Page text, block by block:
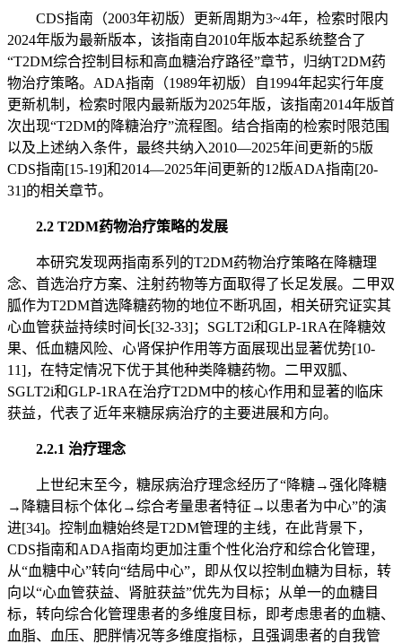
CDS指南（2003年初版）更新周期为3~4年，检索时限内
2024年版为最新版本，该指南自2010年版本起系统整合了
“T2DM综合控制目标和高血糖治疗路径”章节，归纳T2DM药
物治疗策略。ADA指南（1989年初版）自1994年起实行年度
更新机制，检索时限内最新版为2025年版，该指南2014年版首
次出现“T2DM的降糖治疗”流程图。结合指南的检索时限范围
以及上述纳入条件，最终共纳入2010—2025年间更新的5版
CDS指南[15-19]和2014—2025年间更新的12版ADA指南[20-
31]的相关章节。
2.2 T2DM药物治疗策略的发展
本研究发现两指南系列的T2DM药物治疗策略在降糖理
念、首选治疗方案、注射药物等方面取得了长足发展。二甲双
胍作为T2DM首选降糖药物的地位不断巩固，相关研究证实其
心血管获益持续时间长[32-33]；SGLT2i和GLP-1RA在降糖效
果、低血糖风险、心肾保护作用等方面展现出显著优势[10-
11]，在特定情况下优于其他种类降糖药物。二甲双胍、
SGLT2i和GLP-1RA在治疗T2DM中的核心作用和显著的临床
获益，代表了近年来糖尿病治疗的主要进展和方向。
2.2.1 治疗理念
上世纪末至今，糖尿病治疗理念经历了“降糖→强化降糖
→降糖目标个体化→综合考量患者特征→以患者为中心”的演
进[34]。控制血糖始终是T2DM管理的主线，在此背景下，
CDS指南和ADA指南均更加注重个性化治疗和综合化管理，
从“血糖中心”转向“结局中心”，即从仅以控制血糖为目标，转
向以“心血管获益、肾脏获益”优先为目标；从单一的血糖目
标，转向综合化管理患者的多维度目标，即考虑患者的血糖、
血脂、血压、肥胖情况等多维度指标，且强调患者的自我管